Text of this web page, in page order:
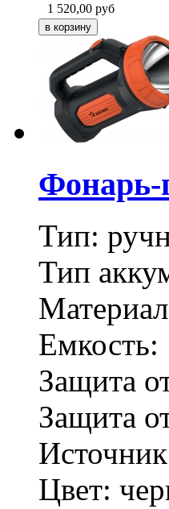
1 520,00 руб
Фонарь-
Тип:
Тип
Защита
Защита
Цвет: